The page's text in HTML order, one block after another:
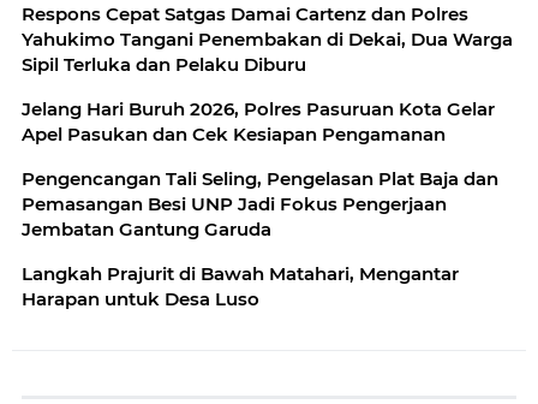
Respons Cepat Satgas Damai Cartenz dan Polres
Yahukimo Tangani Penembakan di Dekai, Dua Warga
Sipil Terluka dan Pelaku Diburu
Jelang Hari Buruh 2026, Polres Pasuruan Kota Gelar
Apel Pasukan dan Cek Kesiapan Pengamanan
Pengencangan Tali Seling, Pengelasan Plat Baja dan
Pemasangan Besi UNP Jadi Fokus Pengerjaan
Jembatan Gantung Garuda
Langkah Prajurit di Bawah Matahari, Mengantar
Harapan untuk Desa Luso